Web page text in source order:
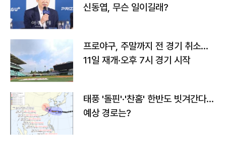
신동엽, 무슨 일이길래?
프로야구, 주말까지 전 경기 취소…
11일 재개·오후 7시 경기 시작
태풍 '돌핀'·'찬홈' 한반도 빗겨간다…
예상 경로는?